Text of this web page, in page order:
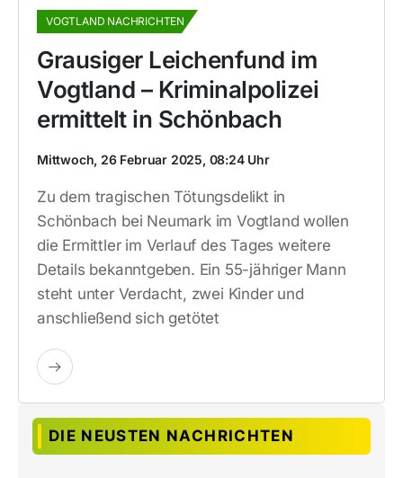
VOGTLAND NACHRICHTEN
Grausiger Leichenfund im
Vogtland – Kriminalpolizei
ermittelt in Schönbach
Mittwoch, 26 Februar 2025, 08:24 Uhr
Zu dem tragischen Tötungsdelikt in
Schönbach bei Neumark im Vogtland wollen
die Ermittler im Verlauf des Tages weitere
Details bekanntgeben. Ein 55-jähriger Mann
steht unter Verdacht, zwei Kinder und
anschließend sich getötet
DIE NEUSTEN NACHRICHTEN